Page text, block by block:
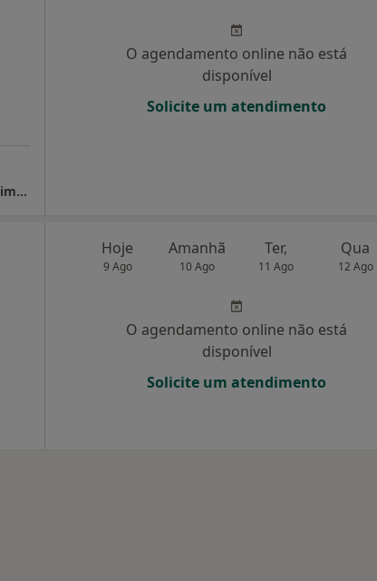
Clínica Praxis (Boavista) / Instituto do Desenvolvimento (Paredes) / Clínica Fortius (Feira)
O agendamento online não está
disponível
Solicite um atendimento
Hoje
9 Ago
Amanhã
10 Ago
Ter,
11 Ago
Qua
12 Ago
O agendamento online não está
disponível
Solicite um atendimento